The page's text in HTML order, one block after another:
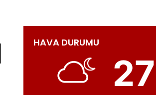
Yazdır HAVA DURUMU
27